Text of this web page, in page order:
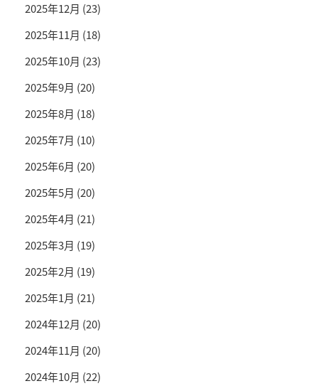
2025年12月 (23)
2025年11月 (18)
2025年10月 (23)
2025年9月 (20)
2025年8月 (18)
2025年7月 (10)
2025年6月 (20)
2025年5月 (20)
2025年4月 (21)
2025年3月 (19)
2025年2月 (19)
2025年1月 (21)
2024年12月 (20)
2024年11月 (20)
2024年10月 (22)